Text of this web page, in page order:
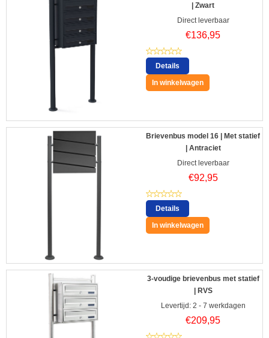
| Zwart
Direct leverbaar
€136,95
Details
In winkelwagen
Brievenbus model 16 | Met statief
| Antraciet
Direct leverbaar
€92,95
Details
In winkelwagen
3-voudige brievenbus met statief
| RVS
Levertijd: 2 - 7 werkdagen
€209,95